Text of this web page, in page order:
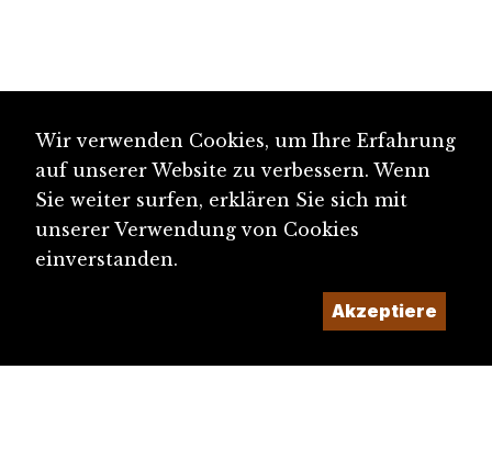
Wir verwenden Cookies, um Ihre Erfahrung
auf unserer Website zu verbessern. Wenn
Sie weiter surfen, erklären Sie sich mit
unserer Verwendung von Cookies
einverstanden.
Akzeptiere